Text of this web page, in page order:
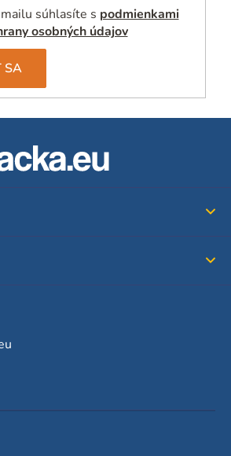
súhlasíte s podmienkami
osobných údajov
SA